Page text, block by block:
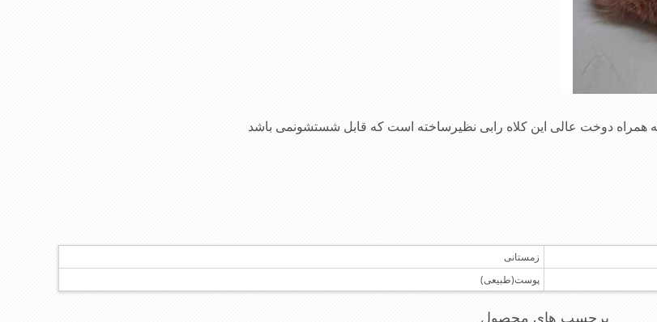
همراه دوخت عالی این کلاه رابی نظیرساخته است که قابل شستشونمی باشد
زمستانی
پوست(طبیعی)
برچسب های محصول